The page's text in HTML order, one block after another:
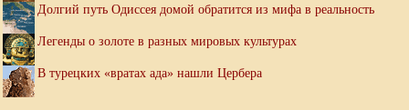
Долгий путь Одиссея домой обратится из мифа в реальность
Легенды о золоте в разных мировых культурах
В турецких «вратах ада» нашли Цербера